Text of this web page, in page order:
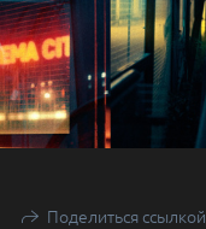
Поделиться ссылкой